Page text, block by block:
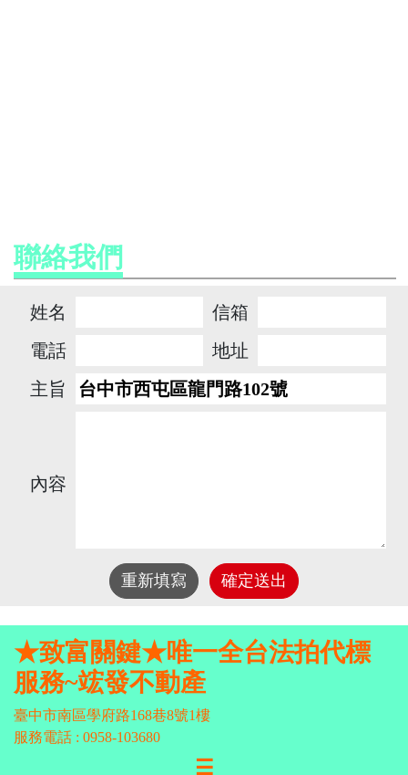
聯絡我們
姓名
信箱
電話
地址
主旨
內容
重新填寫 確定送出
★致富關鍵★唯一全台法拍代標
服務~竤發不動產
臺中市南區學府路168巷8號1樓
服務電話 : 0958-103680
☰